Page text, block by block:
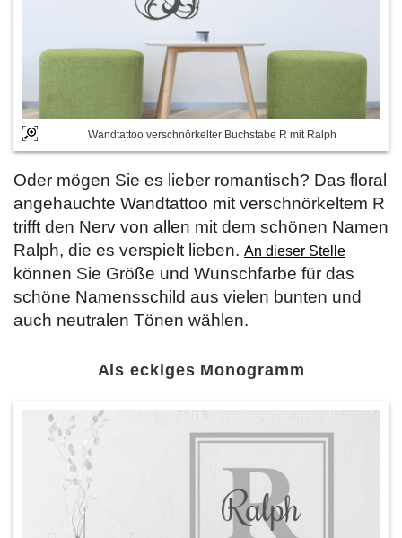
Wandtattoo verschnörkelter Buchstabe R mit Ralph
Oder mögen Sie es lieber romantisch? Das floral
angehauchte Wandtattoo mit verschnörkeltem R
trifft den Nerv von allen mit dem schönen Namen
Ralph, die es verspielt lieben. An dieser Stelle
können Sie Größe und Wunschfarbe für das
schöne Namensschild aus vielen bunten und
auch neutralen Tönen wählen.
Als eckiges Monogramm